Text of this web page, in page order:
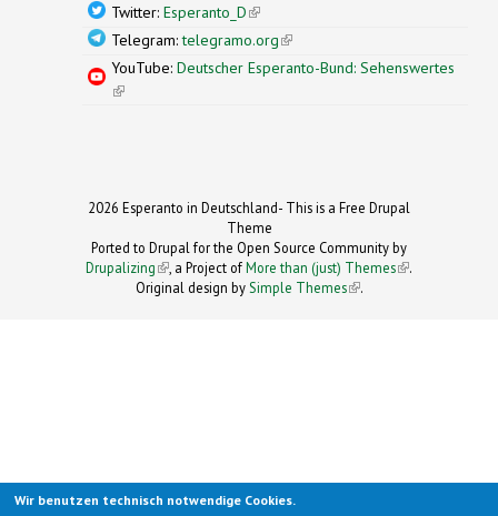
Twitter: Esperanto_D(link is external)
Telegram:telegramo.org(link is external)
YouTube: Deutscher Esperanto-Bund: Sehenswertes
(link is external)
2026 Esperanto in Deutschland- This is a Free Drupal
Theme
Ported to Drupal for the Open Source Community by
Drupalizing(link is external)
, a Project ofMore than (just) Themes (link is
.
Original design by Simple Themes
(link is
.
Wir benutzen technisch notwendige Cookies.